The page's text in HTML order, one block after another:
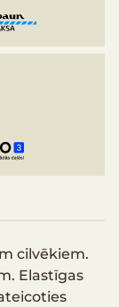
cilvēkiem.
Elastīgas